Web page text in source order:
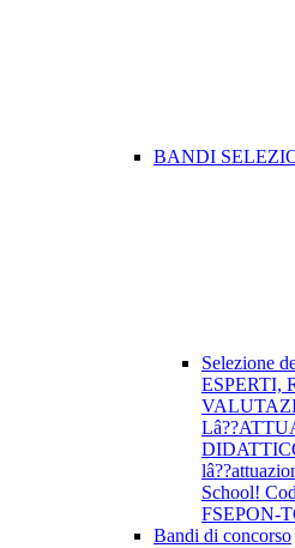
BANDI
Selezione
ESPERTI,
School!
FSEPON-
Bandi di concorso